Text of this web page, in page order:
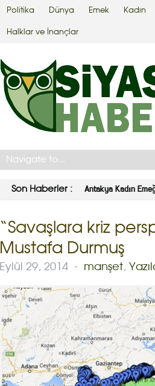
Politika Dünya Emek Kadın
Halklar ve İnançlar
Son Haberler : Abdullah Gül’e
“Savaşlara kriz
Mustafa Durmuş
Eylül 29, 2014 - manşet,